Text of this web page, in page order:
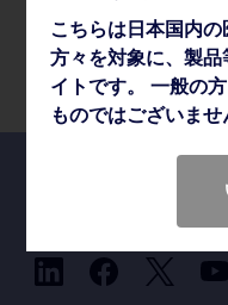
薬事・その他情報
こちらは日本国内
方々を対象に、製
イトです。 一般の
ものではございませ